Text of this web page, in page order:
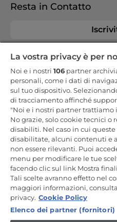
Resta in Contatto
CANDY HOOVER GROUP S.r.I. -
Comolli, 57 - 20861 Brugherio
Via Privata Eden Fumagalli snc -
n. 20/A-22 - 20871 Vimercate (MB)
+39.039.2086.237 - Capitale
Fiscale e n. iscr. al Registro
04666310158 - P. IVA
Autorizzazione IT AEOF 211870 -
direzione e coordinamento di
candyhoovergroupsrl@legalmail.it
IT / Italiano
La vostra privacy è per
Noi e i nostri 106 partner
personali, come i dati di
sul tuo dispositivo.
di tracciamento affinché
"Noi e i nostri partner trattiamo
No grazie, solo cookie tecnici o
disabiliti. Nel caso in cui
disabilitate, alcuni contenuti e
non essere rilevanti. Puoi
menu per modificare le tue
facendo clic sul link Mostra
Tali scelte avranno effetto nel
maggiori informazioni,
privacy. Cookie Policy
Elenco dei partner (fornitori)